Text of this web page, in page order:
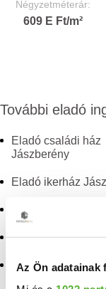
Az Ön adatainak
Négyzetméterár:
609 E Ft/m²
További eladó
Eladó családi ház
Jászberény
Eladó ikerház
Eladó ház
Eladó ingatlan
Eladó ingatlan